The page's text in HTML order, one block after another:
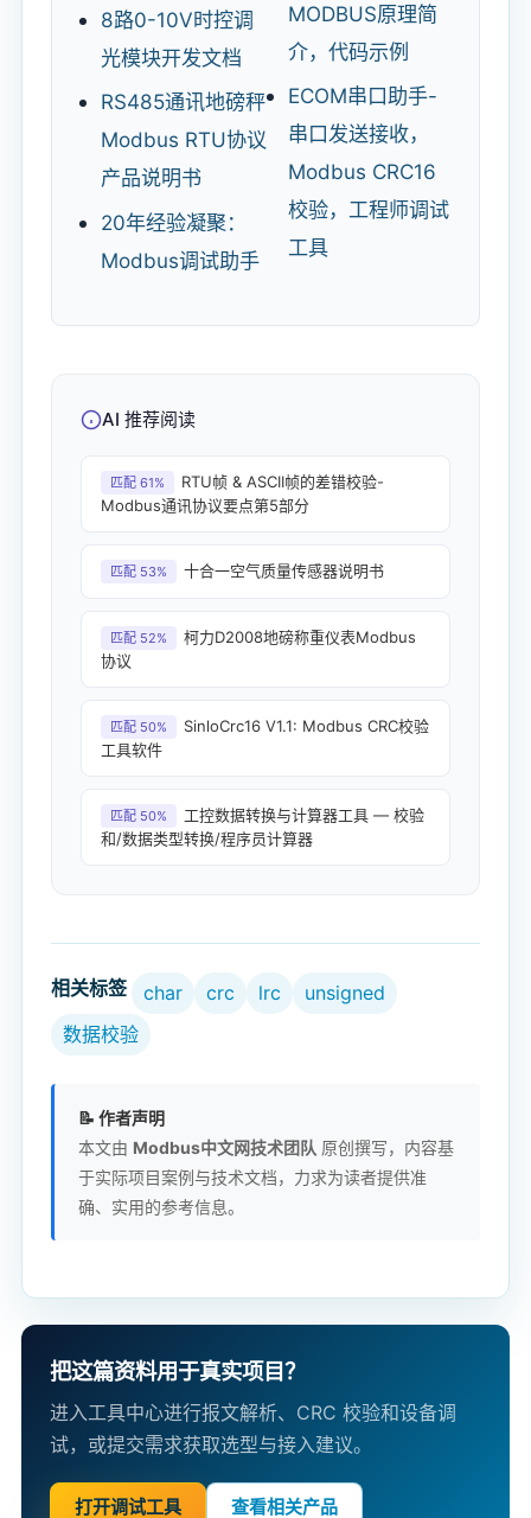
8路0-10V时控调
光模块开发文档
RS485通讯地磅秤
Modbus RTU协议
产品说明书
20年经验凝聚：
Modbus调试助手
MODBUS原理简
介，代码示例
ECOM串口助手-
串口发送接收，
Modbus CRC16
校验，工程师调试
工具
AI 推荐阅读
匹配 61%
RTU帧 & ASCII帧的差错校验-
Modbus通讯协议要点第5部分
匹配 53% 十合一空气质量传感器说明书
匹配 52%
柯力D2008地磅称重仪表Modbus
协议
匹配 50%
SinloCrc16 V1.1: Modbus CRC校验
工具软件
匹配 50%
工控数据转换与计算器工具 — 校验
和/数据类型转换/程序员计算器
相关标签 char crc lrc
unsigned
数据校验
📝 作者声明
本文由 Modbus中文网技术团队 原创撰写，内容基
于实际项目案例与技术文档，力求为读者提供准
确、实用的参考信息。
把这篇资料用于真实项目？
进入工具中心进行报文解析、CRC 校验和设备调
试，或提交需求获取选型与接入建议。
打开调试工具 查看相关产品